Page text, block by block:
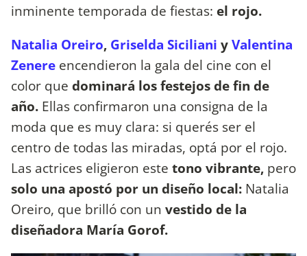
inminente temporada de fiestas: el rojo.
Natalia Oreiro, Griselda Siciliani yValentina
Zenere encendieron la gala del cine con el
color que dominará los festejos de fin de
año. Ellas confirmaron una consigna de la
moda que es muy clara: si querés ser el
centro de todas las miradas, optá por el rojo.
Las actrices eligieron este tono vibrante, pero
solo una apostó por un diseño local: Natalia
Oreiro, que brilló con un vestido de la
diseñadora María Gorof.